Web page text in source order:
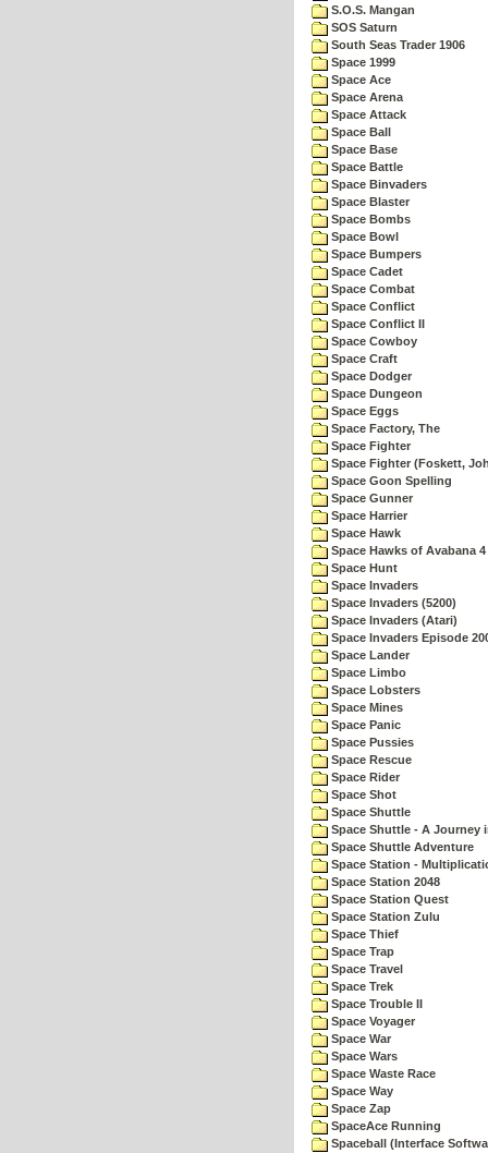
S.O.S. Mangan
SOS Saturn
South Seas Trader 1906
Space 1999
Space Ace
Space Arena
Space Attack
Space Ball
Space Base
Space Battle
Space Binvaders
Space Blaster
Space Bombs
Space Bowl
Space Bumpers
Space Cadet
Space Combat
Space Conflict
Space Conflict II
Space Cowboy
Space Craft
Space Dodger
Space Dungeon
Space Eggs
Space Factory, The
Space Fighter
Space Fighter (Foskett,
Space Goon Spelling
Space Gunner
Space Harrier
Space Hawk
Space Hawks of Avabana 4
Space Hunt
Space Invaders
Space Invaders (5200)
Space Invaders (Atari)
Space Invaders Episode
Space Lander
Space Limbo
Space Lobsters
Space Mines
Space Panic
Space Pussies
Space Rescue
Space Rider
Space Shot
Space Shuttle
Space Shuttle - A Journey
Space Shuttle Adventure
Space Station -
Space Station 2048
Space Station Quest
Space Station Zulu
Space Thief
Space Trap
Space Travel
Space Trek
Space Trouble II
Space Voyager
Space War
Space Wars
Space Waste Race
Space Way
Space Zap
SpaceAce Running
Spaceball (Interface